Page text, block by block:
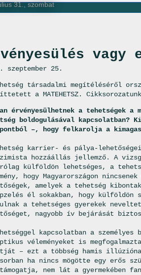
31., szombat
vagy
szeptember 25.
társadalmi megítéléséről
a MATEHETSZ.
érvényesülhetnek a tehetségek
boldogulásával kapcsolatban?
–, hogy felkarolja a
karrier- és pálya-
hozzáállás jellemző. A
külföldön lehetséges, a
hogy Magyarországon
amelyek a tehetség
él sokakban, hogy külföldön
a tehetséges gyerekek
nagyobb ív bejárását
kapcsolatban a személyes
véleményeket is
– ezt a többség hamis
ha nincs mögötte egy erős
támogatja, nem lát a gyermekében